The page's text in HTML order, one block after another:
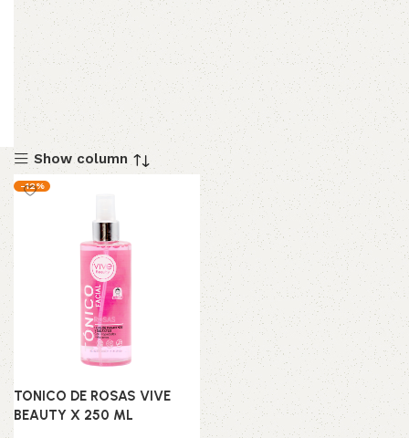
Show column
-12%
TONICO DE ROSAS VIVE
BEAUTY X 250 ML